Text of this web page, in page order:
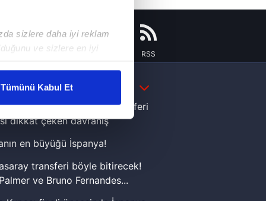
sizlere daha iyi reklam
ve sizlere en iyi
karşılamak
gösterilmeyecektir."
kullanılmaktadır. Bu
sunulması
ve sizlere yönelik
Tümünü Kabul Et
RSS
DAHA FAZLA
Yamal'dan Dünya Kupası zaferi
dikkat çeken davranış
en büyüğü İspanya!
transferi böyle bitirecek!
ve Bruno Fernandes...